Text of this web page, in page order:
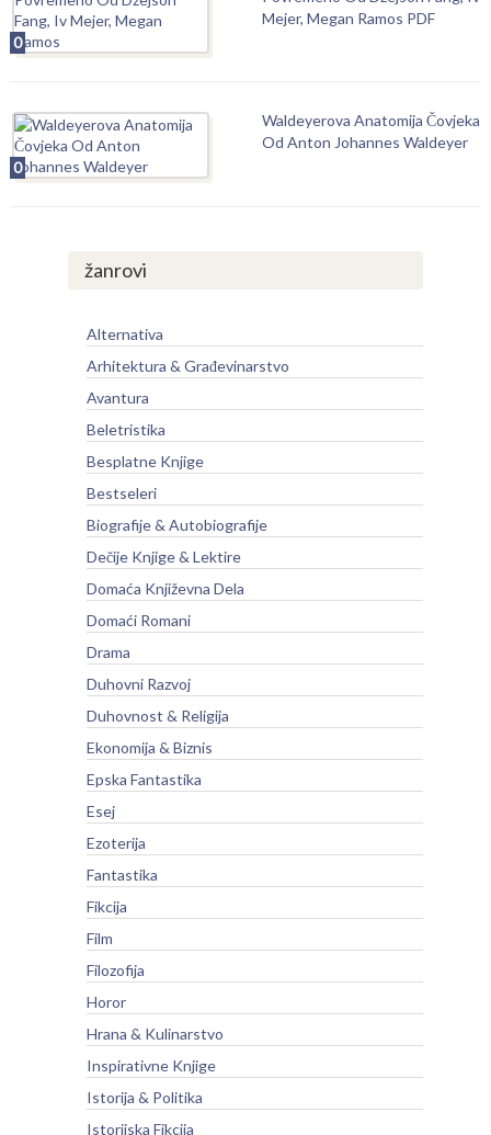
0
Mejer, Megan Ramos PDF
0
Waldeyerova Anatomija Čovjeka
Od Anton Johannes Waldeyer
žanrovi
Alternativa
Arhitektura & Građevinarstvo
Avantura
Beletristika
Besplatne Knjige
Bestseleri
Biografije & Autobiografije
Dečije Knjige & Lektire
Domaća Književna Dela
Domaći Romani
Drama
Duhovni Razvoj
Duhovnost & Religija
Ekonomija & Biznis
Epska Fantastika
Esej
Ezoterija
Fantastika
Fikcija
Film
Filozofija
Horor
Hrana & Kulinarstvo
Inspirativne Knjige
Istorija & Politika
Istorijska Fikcija